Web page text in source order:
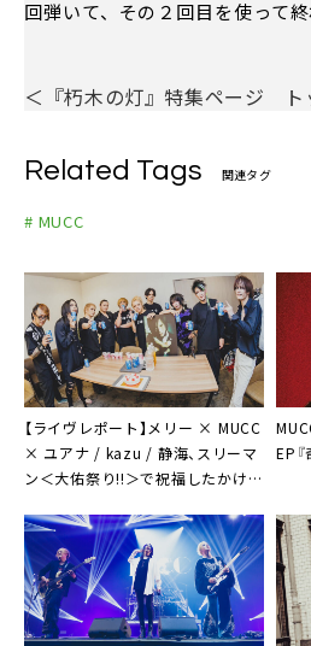
回弾いて、その２回目を使って
＜『朽木の灯』特集ページ ト
Related Tags 関連タグ
# MUCC
【ライヴレポート】メリー × MUCC
× ユアナ / kazu / 静海、スリーマ
ン＜大佑祭り!!＞で祝福したかけが
EP